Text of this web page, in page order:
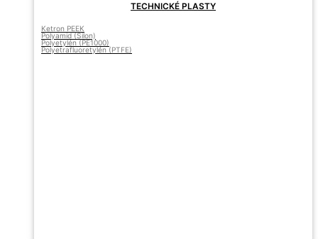
TECHNICKÉ PLASTY
Ketron PEEK
Polyamid (Silon)
Polyetylén (PE1000)
Polyetrafluoretylén (PTFE)